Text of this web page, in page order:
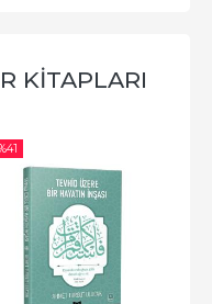
KITAPLARI
41